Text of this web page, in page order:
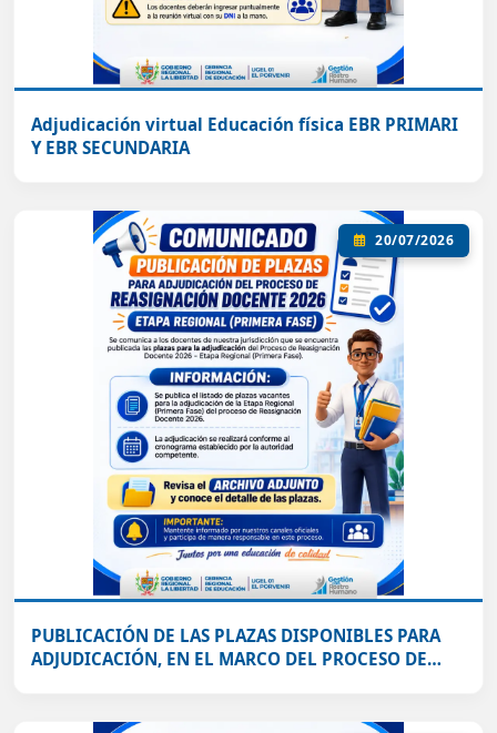
Adjudicación virtual Educación física EBR PRIMARI
Y EBR SECUNDARIA
20/07/2026
PUBLICACIÓN DE LAS PLAZAS DISPONIBLES PARA
ADJUDICACIÓN, EN EL MARCO DEL PROCESO DE